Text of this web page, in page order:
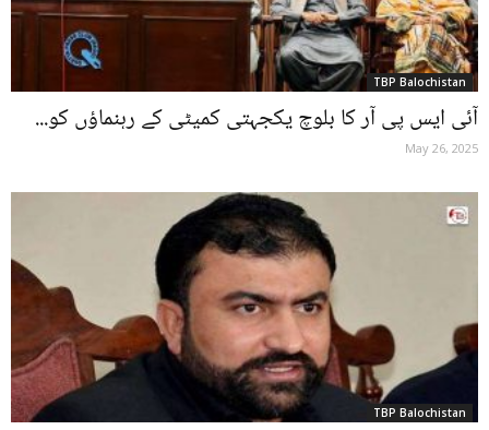
TBP Balochistan
آئی ایس پی آر کا بلوچ یکجہتی کمیٹی کے رہنماؤں کو...
May 26, 2025
TBP Balochistan